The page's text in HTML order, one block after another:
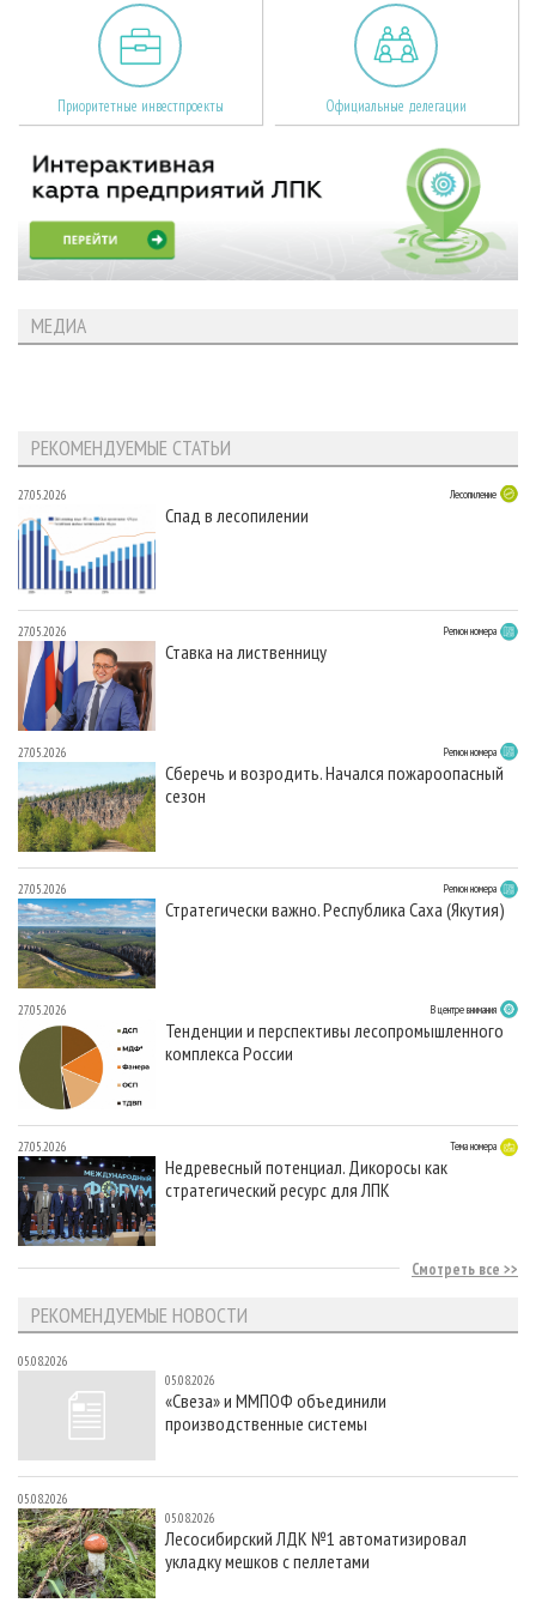
Приоритетные инвестпроекты Официальные делегации
МЕДИА
РЕКОМЕНДУЕМЫЕ СТАТЬИ
27.05.2026 Лесопиление
Спад в лесопилении
27.05.2026 Регион номера
Ставка на лиственницу
27.05.2026 Регион номера
Сберечь и возродить. Начался пожароопасный
сезон
27.05.2026 Регион номера
Стратегически важно. Республика Саха (Якутия)
27.05.2026 В центре внимания
Тенденции и перспективы лесопромышленного
комплекса России
27.05.2026 Тема номера
Недревесный потенциал. Дикоросы как
стратегический ресурс для ЛПК
Смотреть все
РЕКОМЕНДУЕМЫЕ НОВОСТИ
05.08.2026
05.08.2026
«Свеза» и ММПОФ объединили
производственные системы
05.08.2026
05.08.2026
Лесосибирский ЛДК №1 автоматизировал
укладку мешков с пеллетами